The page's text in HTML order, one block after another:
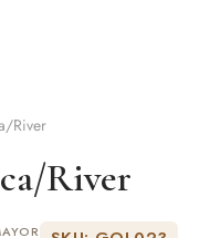
River
River